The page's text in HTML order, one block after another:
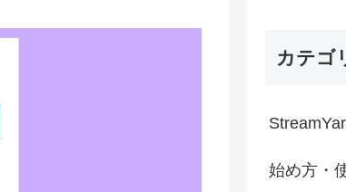
カテゴ
始め方・